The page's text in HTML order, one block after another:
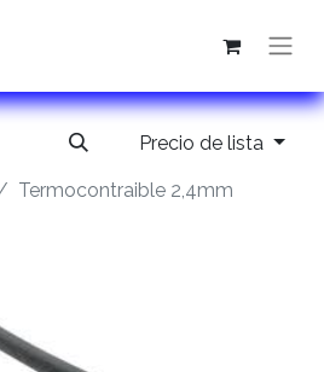
Precio de lista
Termocontraible 2,4mm